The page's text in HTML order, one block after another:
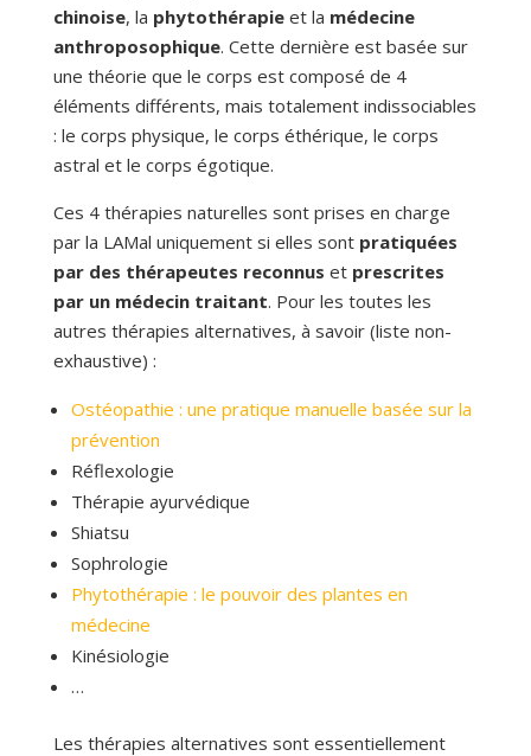
chinoise, la phytothérapieet la médecine
anthroposophique. Cette dernière est basée sur
une théorie que le corps est composé de 4
éléments différents, mais totalement indissociables
: le corps physique, le corps éthérique, le corps
astral et le corps égotique.
Ces 4 thérapies naturelles sont prises en charge
par la LAMal uniquement si elles sont pratiquées
par des thérapeutes reconnus et prescrites
par un médecin traitant. Pour les toutes les
autres thérapies alternatives, à savoir (liste non-
exhaustive) :
Ostéopathie : une pratique manuelle basée sur la
prévention
Réflexologie
Thérapie ayurvédique
Shiatsu
Sophrologie
Phytothérapie : le pouvoir des plantes en
médecine
Kinésiologie
…
Les thérapies alternatives sont essentiellement